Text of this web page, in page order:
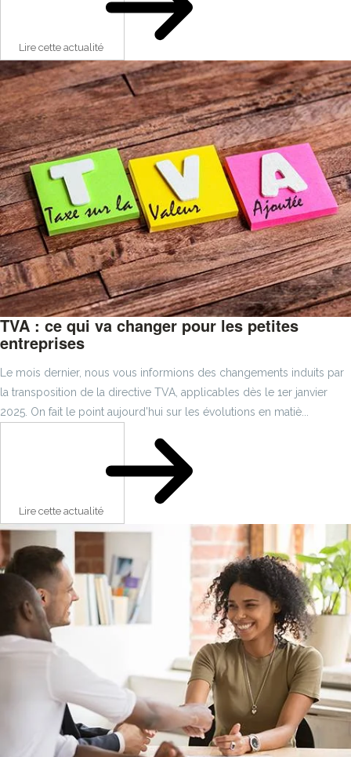
Lire cette actualité
TVA : ce qui va changer pour les petites
entreprises
Le mois dernier, nous vous informions des changements induits par
la transposition de la directive TVA, applicables dès le 1er janvier
2025. On fait le point aujourd’hui sur les évolutions en matiè...
Lire cette actualité